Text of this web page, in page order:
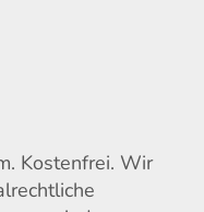
Kostenfrei. Wir